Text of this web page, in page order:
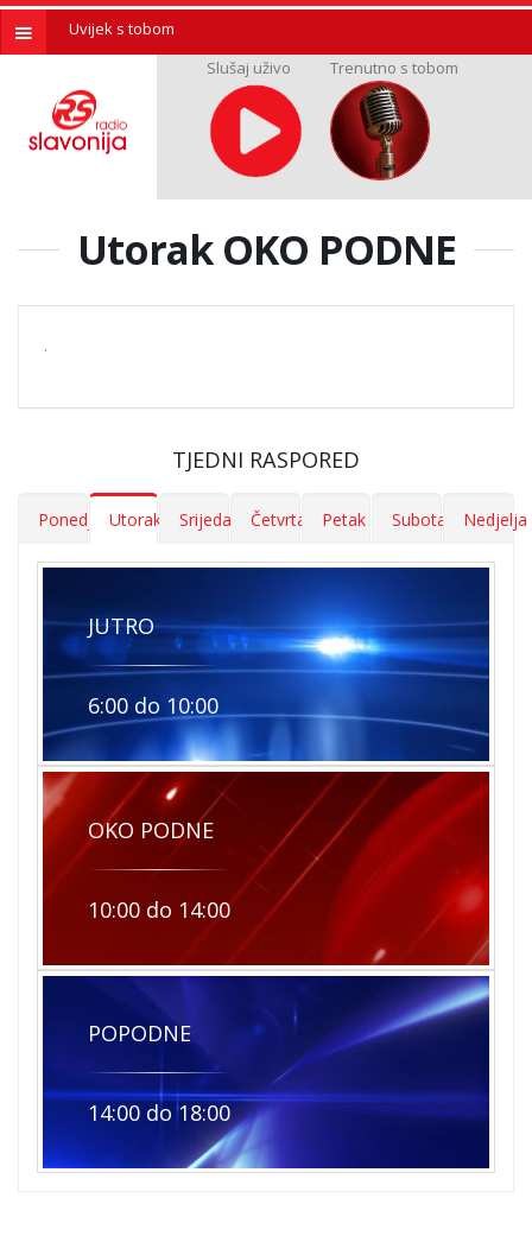
Uvijek s tobom
Slušaj uživo
Trenutno s tobom
Utorak OKO PODNE
.
TJEDNI RASPORED
PonedjeljakUtorak Srijeda Četvrtak Petak Subota Nedjelja
JUTRO
6:00 do 10:00
OKO PODNE
10:00 do 14:00
POPODNE
14:00 do 18:00